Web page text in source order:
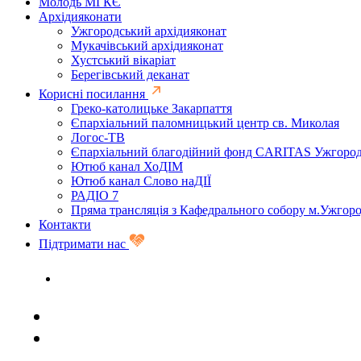
Архідияконати
Ужгородський архідияконат
Мукачівський архідияконат
Хустський вікаріат
Берегівський деканат
Корисні посилання
Греко-католицьке Закарпаття
Єпархіальний паломницький центр св. Миколая
Логос-ТВ
Єпархіальний благодійний фонд CARITAS
Ютюб канал ХоДІМ
Ютюб канал Слово наДІЇ
РАДІО 7
Пряма трансляція з Кафедрального собору
Контакти
Підтримати нас